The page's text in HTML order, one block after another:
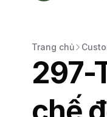
Trang chủ
297-